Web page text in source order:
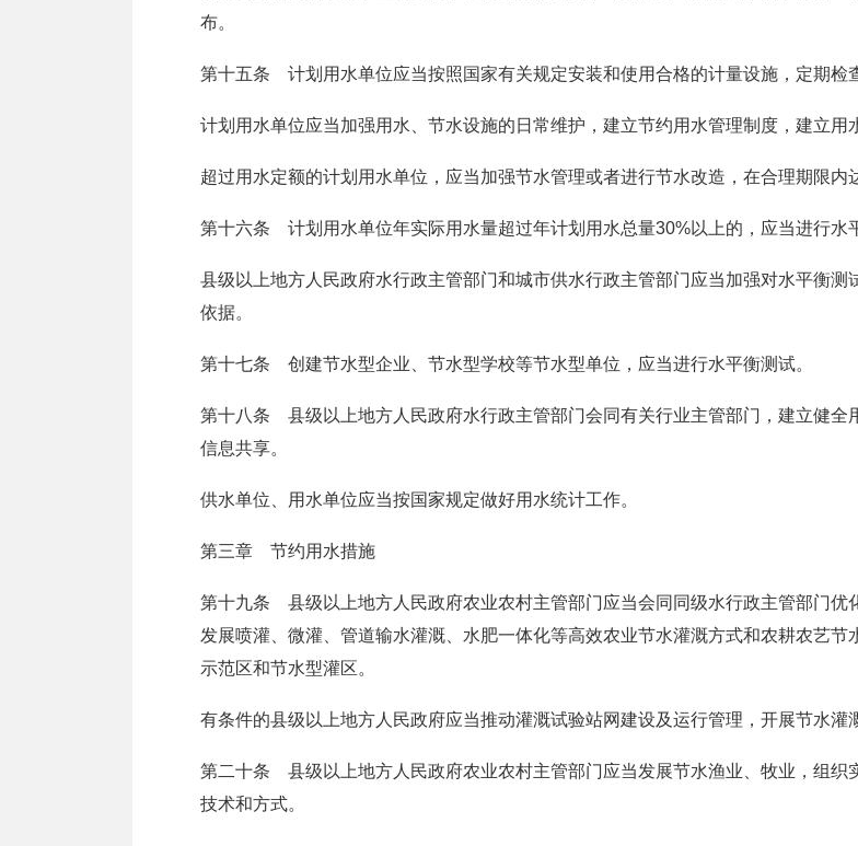
布。
第十五条 计划用水单位应当按照国家有关规定安装和使用合格的计量设施，定期检
计划用水单位应当加强用水、节水设施的日常维护，建立节约用水管理制度，建立用
超过用水定额的计划用水单位，应当加强节水管理或者进行节水改造，在合理期限内
第十六条 计划用水单位年实际用水量超过年计划用水总量30%以上的，应当进行水
县级以上地方人民政府水行政主管部门和城市供水行政主管部门应当加强对水平衡
依据。
第十七条 创建节水型企业、节水型学校等节水型单位，应当进行水平衡测试。
第十八条 县级以上地方人民政府水行政主管部门会同有关行业主管部门，建立健全
信息共享。
供水单位、用水单位应当按国家规定做好用水统计工作。
第三章 节约用水措施
第十九条 县级以上地方人民政府农业农村主管部门应当会同同级水行政主管部门优
发展喷灌、微灌、管道输水灌溉、水肥一体化等高效农业节水灌溉方式和农耕农艺
示范区和节水型灌区。
有条件的县级以上地方人民政府应当推动灌溉试验站网建设及运行管理，开展节水灌
第二十条 县级以上地方人民政府农业农村主管部门应当发展节水渔业、牧业，组织
技术和方式。